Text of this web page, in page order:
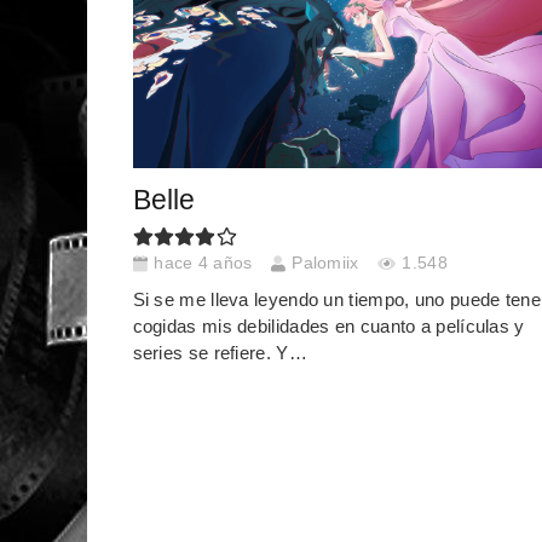
Belle
hace 4 años Palomiix 1.548
Si se me lleva leyendo un tiempo, uno puede
cogidas mis debilidades en cuanto a películas y
series se refiere. Y…